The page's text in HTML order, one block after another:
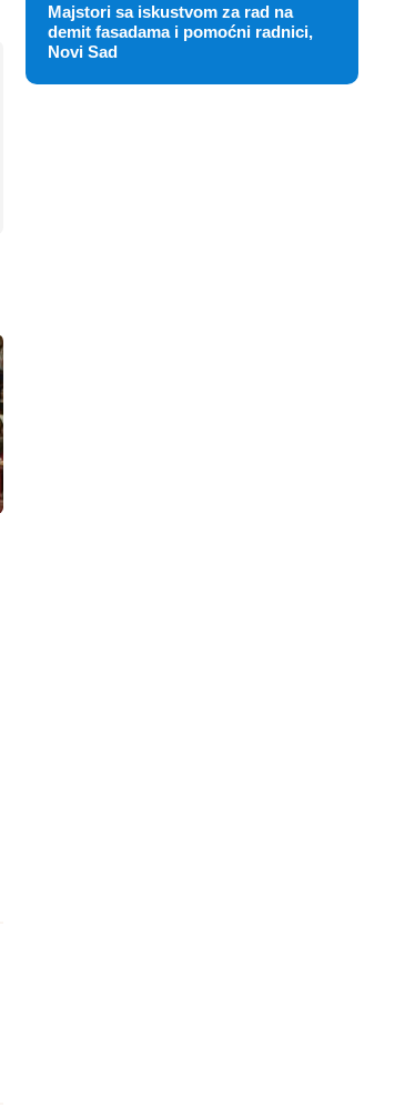
Majstori sa iskustvom za rad na
demit fasadama i pomoćni radnici,
Novi Sad